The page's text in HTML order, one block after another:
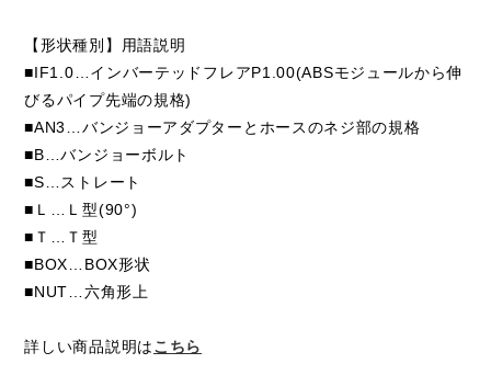
【形状種別】用語説明
■IF1.0…インバーテッドフレアP1.00(ABSモジュールから伸
びるパイプ先端の規格)
■AN3…バンジョーアダプターとホースのネジ部の規格
■B…バンジョーボルト
■S…ストレート
■Ｌ…Ｌ型(90°)
■Ｔ…Ｔ型
■BOX…BOX形状
■NUT…六角形上
詳しい商品説明はこちら